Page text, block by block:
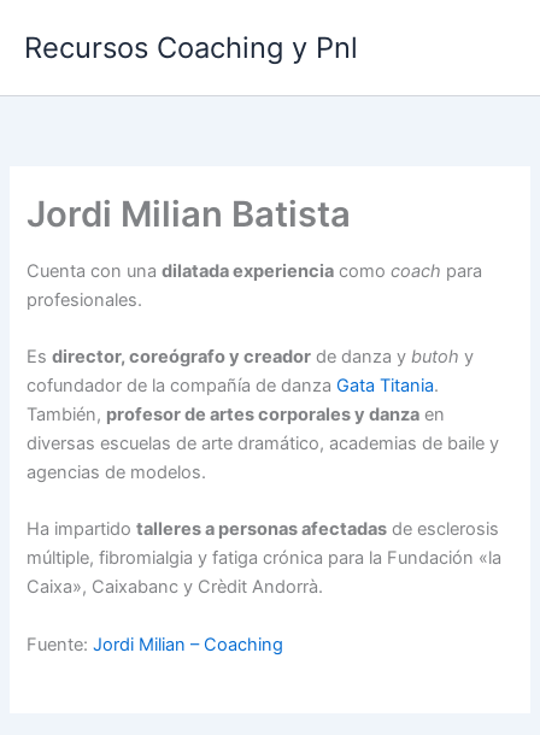
Recursos Coaching y Pnl
Jordi Milian Batista
Cuenta con unadilatada experiencia comocoach para
profesionales.
Esdirector, coreógrafo y creador de danza ybutoh y
cofundador de la compañía de danzaGata Titania.
También, profesor de artes corporales y danza en
diversas escuelas de arte dramático, academias de baile y
agencias de modelos.
Ha impartidotalleres a personas afectadas de esclerosis
múltiple, fibromialgia y fatiga crónica para la Fundación «la
Caixa», Caixabanc y Crèdit Andorrà.
Fuente:Jordi Milian – Coaching